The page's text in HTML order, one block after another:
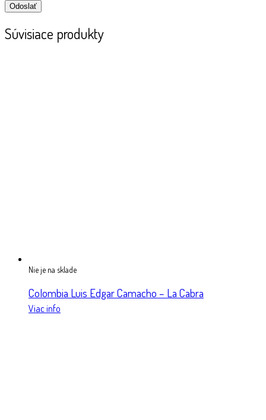
Súvisiace produkty
Nie je na sklade
Colombia Luis Edgar Camacho – La Cabra
Viac info